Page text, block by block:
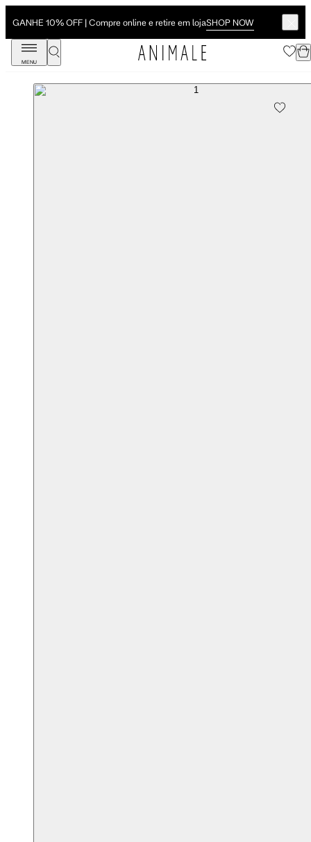
GANHE 10% OFF | Compre online e retire em lojaSHOP NOW
MENU